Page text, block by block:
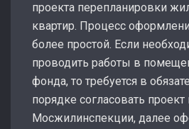
проекта перепланировки
квартир. Процесс
более простой. Если
проводить работы в
фонда, то требуется в
порядке согласовать проект
Мосжилинспекции, далее